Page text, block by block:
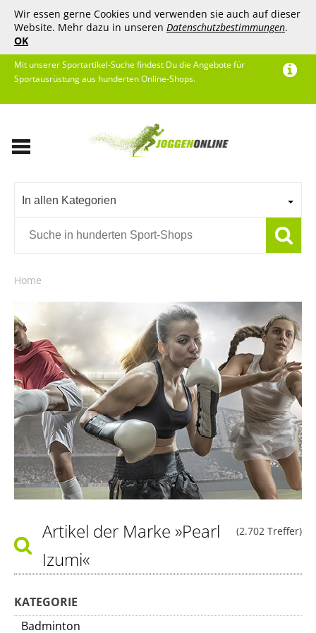
Wir essen gerne Cookies und verwenden sie auch auf dieser
Website. Mehr dazu in unseren Datenschutzbestimmungen.
OK
Mit unserer Sportartikel-Suche findest Du die Angebote für
Sportausrüstung aus hunderten Online-Shops.
In allen Kategorien
Home
(2.702 Treffer)
Artikel der Marke »Pearl
Izumi«
KATEGORIE
Badminton